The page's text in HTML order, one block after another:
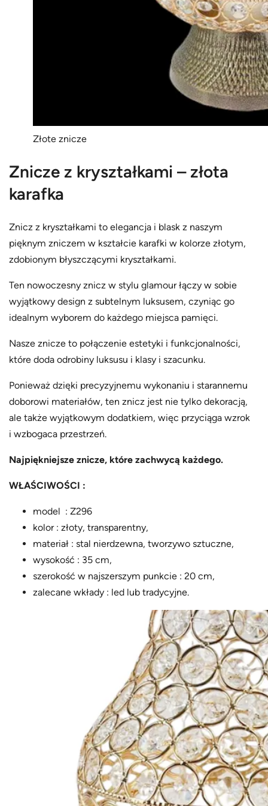
Złote znicze
Znicze z kryształkami – złota
karafka
Znicz z kryształkami to elegancja i blask z naszym
pięknym zniczem w kształcie karafki w kolorze złotym,
zdobionym błyszczącymi kryształkami.
Ten nowoczesny znicz w stylu glamour łączy w sobie
wyjątkowy design z subtelnym luksusem, czyniąc go
idealnym wyborem do każdego miejsca pamięci.
Nasze znicze to połączenie estetyki i funkcjonalności,
które doda odrobiny luksusu i klasy i szacunku.
Ponieważ dzięki precyzyjnemu wykonaniu i starannemu
doborowi materiałów, ten znicz jest nie tylko dekoracją,
ale także wyjątkowym dodatkiem, więc przyciąga wzrok
i wzbogaca przestrzeń.
Najpiękniejsze znicze, które zachwycą każdego.
WŁAŚCIWOŚCI :
model : Z296
kolor : złoty, transparentny,
materiał : stal nierdzewna, tworzywo sztuczne,
wysokość : 35 cm,
szerokość w najszerszym punkcie : 20 cm,
zalecane wkłady : led lub tradycyjne.